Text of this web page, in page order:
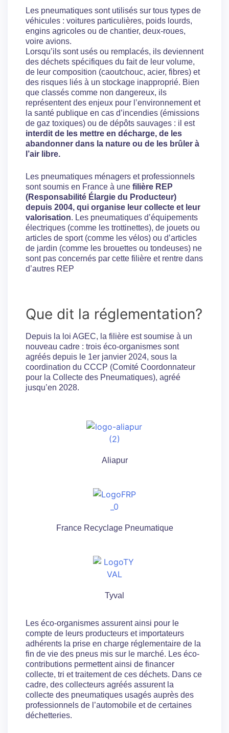
Les pneumatiques sont utilisés sur tous types de
véhicules : voitures particulières, poids lourds,
engins agricoles ou de chantier, deux-roues,
voire avions.
Lorsqu’ils sont usés ou remplacés, ils deviennent
des déchets spécifiques du fait de leur volume,
de leur composition (caoutchouc, acier, fibres) et
des risques liés à un stockage inapproprié. Bien
que classés comme non dangereux, ils
représentent des enjeux pour l’environnement et
la santé publique en cas d’incendies (émissions
de gaz toxiques) ou de dépôts sauvages : il est
interdit de les mettre en décharge, de les
abandonner dans la nature ou de les brûler à
l’air libre.
Les pneumatiques ménagers et professionnels
sont soumis en France à une filière REP
(Responsabilité Élargie du Producteur)
depuis 2004, qui organise leur collecte et leur
valorisation. Les pneumatiques d’équipements
électriques (comme les trottinettes), de jouets ou
articles de sport (comme les vélos) ou d’articles
de jardin (comme les brouettes ou tondeuses) ne
sont pas concernés par cette filière et rentre dans
d’autres REP
Que dit la réglementation?
Depuis la loi AGEC, la filière est soumise à un
nouveau cadre : trois éco-organismes sont
agréés depuis le 1er janvier 2024, sous la
coordination du CCCP (Comité Coordonnateur
pour la Collecte des Pneumatiques), agréé
jusqu’en 2028.
Aliapur
France Recyclage Pneumatique
Tyval
Les éco-organismes assurent ainsi pour le
compte de leurs producteurs et importateurs
adhérents la prise en charge réglementaire de la
fin de vie des pneus mis sur le marché. Les éco-
contributions permettent ainsi de financer
collecte, tri et traitement de ces déchets. Dans ce
cadre, des collecteurs agréés assurent la
collecte des pneumatiques usagés auprès des
professionnels de l’automobile et de certaines
déchetteries.